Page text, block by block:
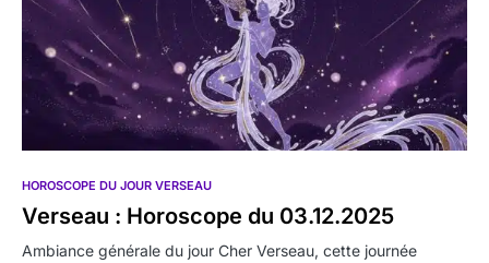
HOROSCOPE DU JOUR VERSEAU
Verseau : Horoscope du 03.12.2025
Ambiance générale du jour Cher Verseau, cette journée